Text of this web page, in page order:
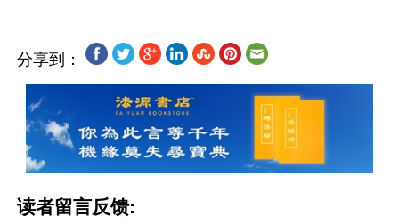
分享到：
读者留言反馈: